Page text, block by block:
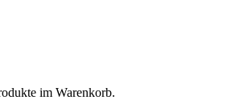
im Warenkorb.